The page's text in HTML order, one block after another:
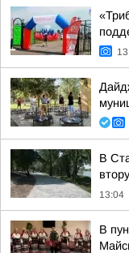
В
13:04
В